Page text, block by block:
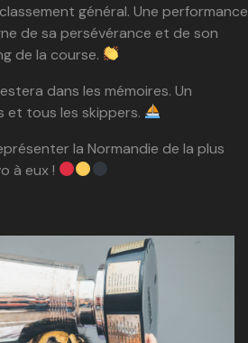
général. Une performance
de sa persévérance et de son
de la course.
dans les mémoires. Un
et tous les skippers.
la Normandie de la plus
à eux !